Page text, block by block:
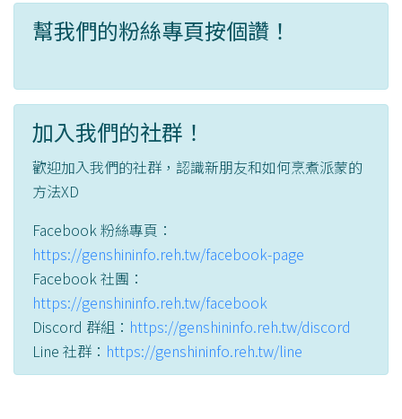
幫我們的粉絲專頁按個讚！
加入我們的社群！
歡迎加入我們的社群，認識新朋友和如何烹煮派蒙的
方法XD
Facebook 粉絲專頁：
https://genshininfo.reh.tw/facebook-page
Facebook 社團：
https://genshininfo.reh.tw/facebook
Discord 群組： https://genshininfo.reh.tw/discord
Line 社群： https://genshininfo.reh.tw/line